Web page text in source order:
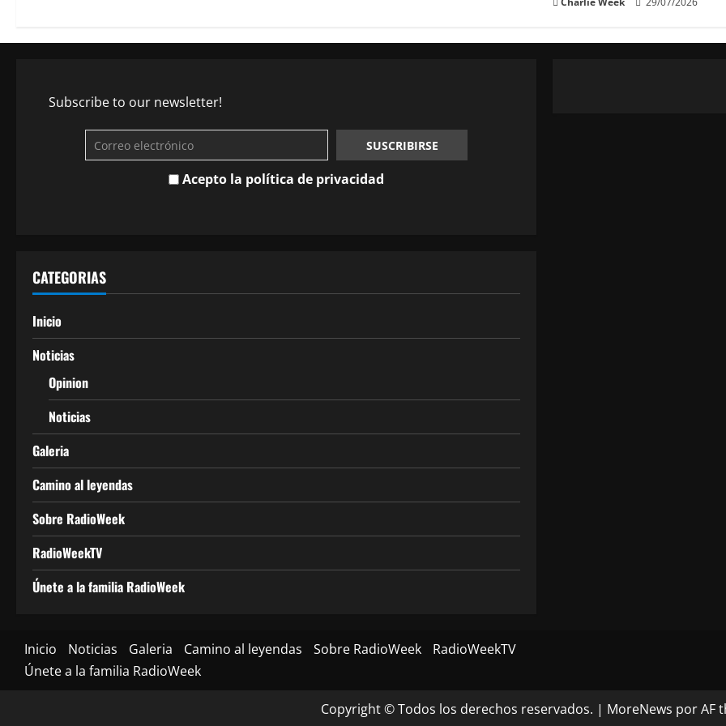
Subscribe to our newsletter!
Acepto la política de privacidad
CATEGORIAS
Inicio
Noticias
Opinion
Noticias
Galeria
Camino al leyendas
Sobre RadioWeek
RadioWeekTV
Únete a la familia RadioWeek
Inicio Noticias Galeria Camino al leyendas Sobre RadioWeek
RadioWeekTV
Únete a la familia RadioWeek
Copyright © Todos los derechos reservados. | MoreNews por AF